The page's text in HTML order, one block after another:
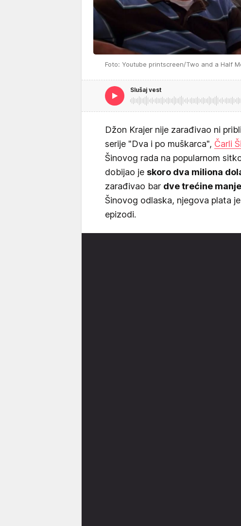
Foto: Youtube printscreen/Two and a Half
Slušaj vest
Džon Krajer nije zarađivao ni
serije "Dva i po muškarca", Čarli
Šinovog rada na popularnom
dobijao je skoro dva miliona
zarađivao bar dve trećine
Šinovog odlaska, njegova plata
epizodi.